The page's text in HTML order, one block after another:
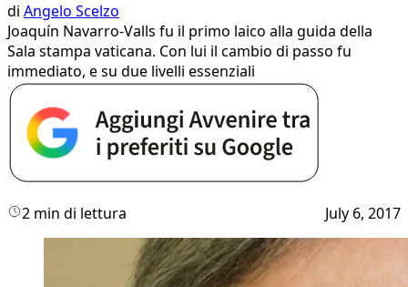
di Angelo Scelzo
Joaquín Navarro-Valls fu il primo laico alla guida della
Sala stampa vaticana. Con lui il cambio di passo fu
immediato, e su due livelli essenziali
2 min di lettura July 6, 2017